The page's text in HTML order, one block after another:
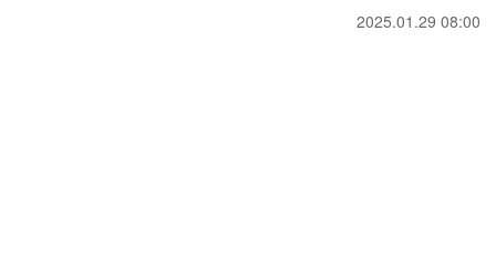
2025.01.29 08:00